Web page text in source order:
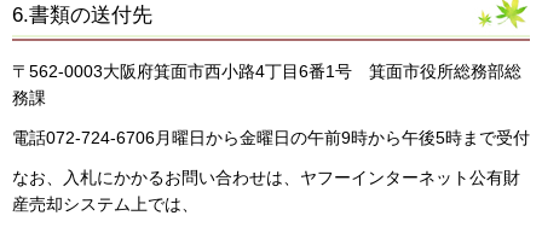
6.書類の送付先
〒562-0003大阪府箕面市西小路4丁目6番1号 箕面市役所総務部総
務課
電話072-724-6706月曜日から金曜日の午前9時から午後5時まで受付
なお、入札にかかるお問い合わせは、ヤフーインターネット公有財
産売却システム上では、